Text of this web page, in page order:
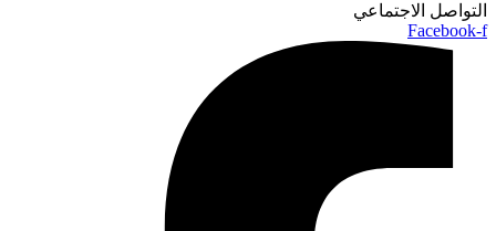
التواصل الاجتماعي
Facebook-f